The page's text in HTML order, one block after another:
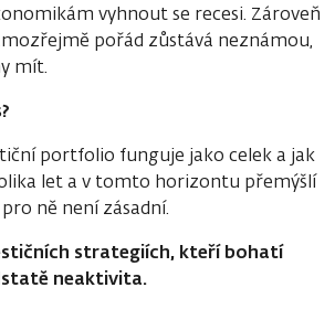
vyhnout se recesi. Zároveň
pořád zůstává neznámou,
mít.
portfolio funguje jako celek a jak
let a v tomto horizontu přemýšlí
ně není zásadní.
strategiích, kteří bohatí
neaktivita.